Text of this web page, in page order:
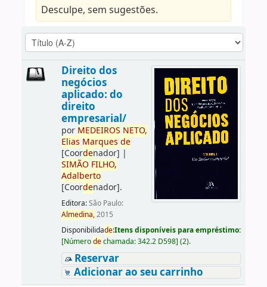
Desculpe, sem sugestões.
Direito dos
negócios
aplicado: do
direito
empresarial/
por MEDEIROS NETO,
Elias Marques de
[Coordenador] |
SIMÃO FILHO,
Adalberto
[Coordenador].
Editora:São Paulo:
Almedina,2015
Disponibilidade:Itens disponíveis para empréstimo:
[Númerodechamada:342.2 D598] (2).
Reservar
Adicionar ao seu carrinho